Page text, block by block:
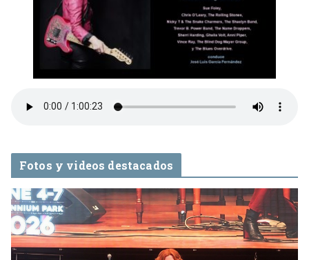
Fotos y videos destacados